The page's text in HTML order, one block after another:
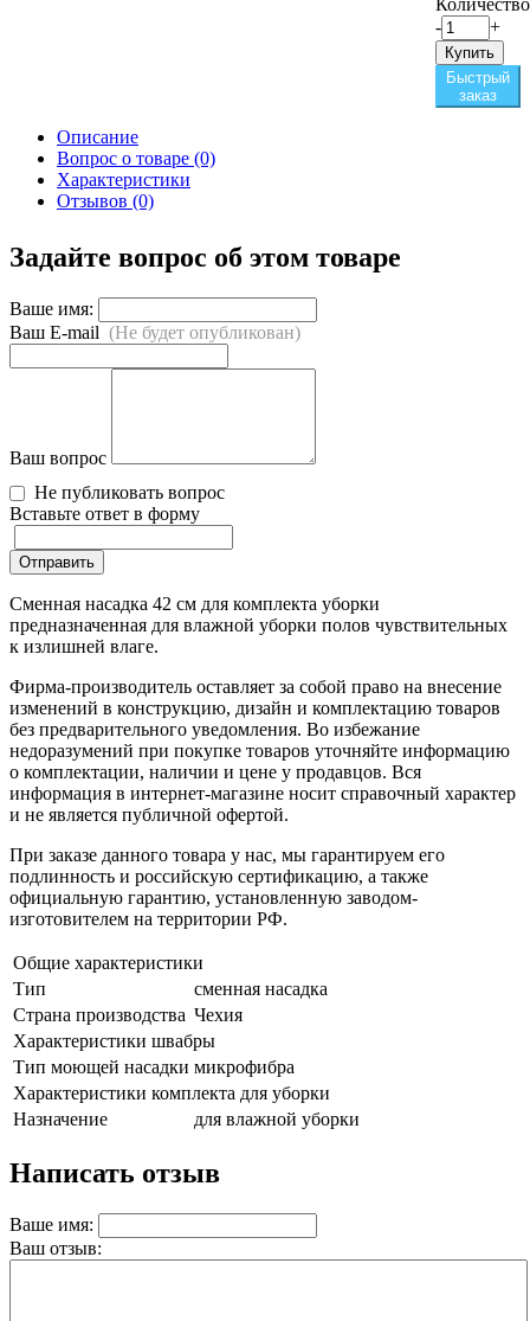
-
+
Купить
Быстрый
заказ
Описание
Вопрос о товаре (0)
Характеристики
Отзывов (0)
Задайте вопрос об этом товаре
Ваше имя:
Ваш E-mail (Не будет опубликован)
Ваш вопрос
Не публиковать вопрос
Вставьте ответ в форму
Отправить
Сменная насадка 42 см для комплекта уборки
предназначенная для влажной уборки полов чувствительных
к излишней влаге.
Фирма-производитель оставляет за собой право на внесение
изменений в конструкцию, дизайн и комплектацию товаров
без предварительного уведомления. Во избежание
недоразумений при покупке товаров уточняйте информацию
о комплектации, наличии и цене у продавцов. Вся
информация в интернет-магазине носит справочный характер
и не является публичной офертой.
При заказе данного товара у нас, мы гарантируем его
подлинность и российскую сертификацию, а также
официальную гарантию, установленную заводом-
изготовителем на территории РФ.
Общие характеристики
Тип
сменная насадка
Страна производства Чехия
Характеристики швабры
Тип моющей насадки микрофибра
Характеристики комплекта для уборки
Назначение
для влажной уборки
Написать отзыв
Ваше имя:
Ваш отзыв: